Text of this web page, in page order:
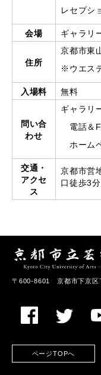
レセプシ
会場 ギャラリ
住所
京都市東
※ウエス
入場料 無料
問い合
わせ
ギャラリ
電話＆
ホーム
交通・
アクセ
ス
京都市営
口徒歩3
〒600-8601 京都市下京区
ページTOPへ